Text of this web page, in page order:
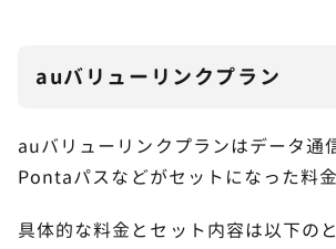
auバリューリンクプラン
auバリューリンクプランはデータ通
Pontaパスなどがセットになった料金
具体的な料金とセット内容は以下の